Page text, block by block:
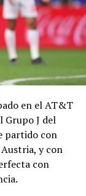
en el AT&T
Grupo J del
partido con
y con
con